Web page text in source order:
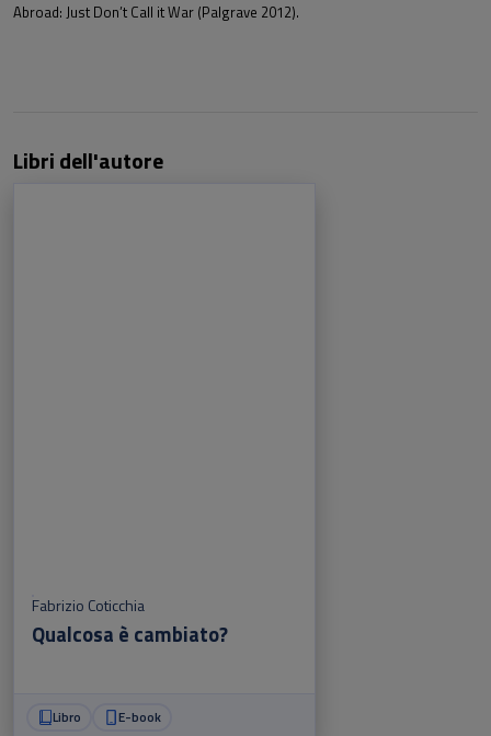
Abroad: Just Don’t Call it War (Palgrave 2012).
Libri dell'autore
Fabrizio Coticchia
Qualcosa è cambiato?
Libro E-book